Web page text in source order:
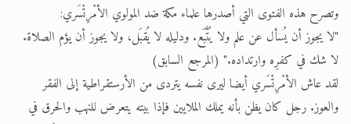
وتصرح هذه الفتوى التي أصدرها علماء مكة ضد المولوي الأمْرِتْسَري:
"لا يجوز أن يُسأل عن علم ولا يُتَّبَع. ودليله لا يُقبَل، ولا يجوز أن يؤم الصلاة.
لا شك في كفرِه وارتداده." (المرجع السابق)
لقد عاش الأمْرِتْسَري أيضا ليرى نفسه يتردى من الأرستقراطية إلى الفقر
والعوز. رجل كان يظن بأنه يملك الملايين فإذا بيته يتعرض للنهب والحرق في